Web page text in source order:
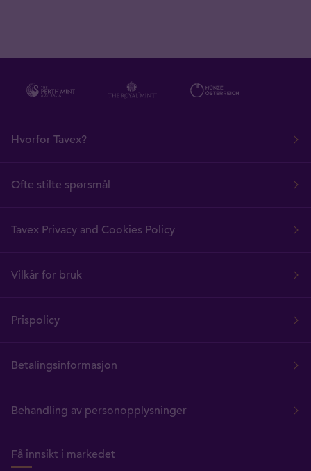
Hvorfor Tavex?
Ofte stilte spørsmål
Tavex Privacy and Cookies Policy
Vilkår for bruk
Prispolicy
Betalingsinformasjon
Behandling av personopplysninger
Få innsikt i markedet